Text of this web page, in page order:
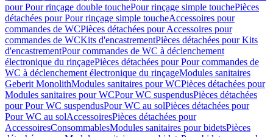
pour Pour rinçage double touchePour rinçage simple touchePièces
détachées pour Pour rinçage simple toucheAccessoires pour
commandes de WCPièces détachées pour Accessoires pour
commandes de WCKits d'encastrementPièces détachées pour Kits
d'encastrementPour commandes de WC à déclenchement
électronique du rinçagePièces détachées pour Pour commandes de
WC à déclenchement électronique du rinçageModules sanitaires
Geberit MonolithModules sanitaires pour WCPièces détachées pour
Modules sanitaires pour WCPour WC suspendusPièces détachées
pour Pour WC suspendusPour WC au solPièces détachées pour
Pour WC au solAccessoiresPièces détachées pour
AccessoiresConsommablesModules sanitaires pour bidetsPièces